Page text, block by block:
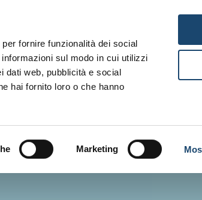
fornire funzionalità dei social
sul modo in cui utilizzi
dati web, pubblicità e social
hai fornito loro o che hanno
Marketing
Gitav Gift